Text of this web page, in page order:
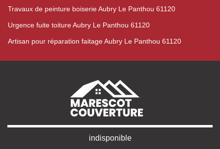
Travaux de peinture boiserie Aubry Le Panthou 61120
Urgence fuite toiture Aubry Le Panthou 61120
Artisan pour réparation faitage Aubry Le Panthou 61120
indisponible